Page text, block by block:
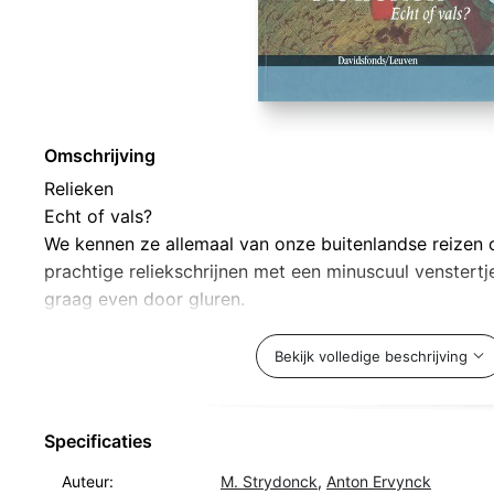
Omschrijving
Relieken
Echt of vals?
We kennen ze allemaal van onze buitenlandse reizen
prachtige reliekschrijnen met een minuscuul
graag even door gluren.
brandt op ieders lippen. De auteurs, wetenschappers
Mark Van Strydonck, Anton Ervynck, Marit
inhoud. Stukken bot, doeken en versierde gewaden,
Bekijk volledige beschrijving
Specificaties
Auteur: M. Strydonck, Anton Ervynck